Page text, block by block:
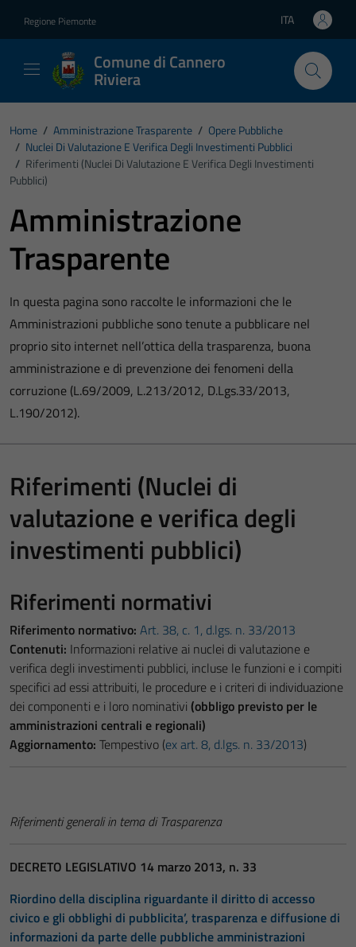
Regione Piemonte Lingua attiva:
ITA
Comune di Cannero
Riviera
Home / Amministrazione Trasparente / Opere Pubbliche
/ Nuclei Di Valutazione E Verifica Degli Investimenti Pubblici
/ Riferimenti (Nuclei Di Valutazione E Verifica Degli Investimenti
Pubblici)
Amministrazione
Trasparente
In questa pagina sono raccolte le informazioni che le
Amministrazioni pubbliche sono tenute a pubblicare nel
proprio sito internet nell’ottica della trasparenza, buona
amministrazione e di prevenzione dei fenomeni della
corruzione (L.69/2009, L.213/2012, D.Lgs.33/2013,
L.190/2012).
Riferimenti (Nuclei di
valutazione e verifica degli
investimenti pubblici)
Riferimenti normativi
Riferimento normativo: Art. 38, c. 1, d.lgs. n. 33/2013
Contenuti: Informazioni relative ai nuclei di valutazione e
verifica degli investimenti pubblici, incluse le funzioni e i compiti
specifici ad essi attribuiti, le procedure e i criteri di individuazione
dei componenti e i loro nominativi (obbligo previsto per le
amministrazioni centrali e regionali)
Aggiornamento: Tempestivo (ex art. 8, d.lgs. n. 33/2013)
Riferimenti generali in tema di Trasparenza
DECRETO LEGISLATIVO 14 marzo 2013, n. 33
Riordino della disciplina riguardante il diritto di accesso
civico e gli obblighi di pubblicita’, trasparenza e diffusione di
informazioni da parte delle pubbliche amministrazioni